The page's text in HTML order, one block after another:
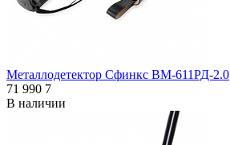
Металлодетектор Сфинкс ВМ-611РД-2.0
71 990 7
В наличии